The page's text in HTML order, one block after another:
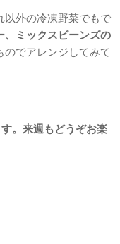
以外の冷凍野菜でもで
、ミックスビーンズの
のでアレンジしてみて
。来週もどうぞお楽